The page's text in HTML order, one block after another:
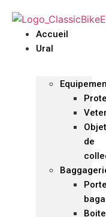
Accueil
Ural
de
Boite